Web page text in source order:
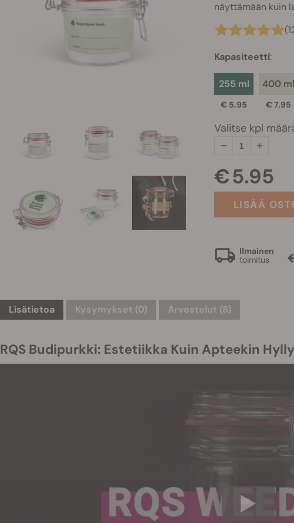
näyttämään kuin
Kapasiteetti:
255 ml
€ 5.95
400
€ 7.95
Valitse kpl
€ 5.95
LISÄÄ
Ilmainen
toimitus
Lisätietoa Kysymykset (0) Arvostelut (8)
RQS Budipurkki: Estetiikka Kuin Apteekin